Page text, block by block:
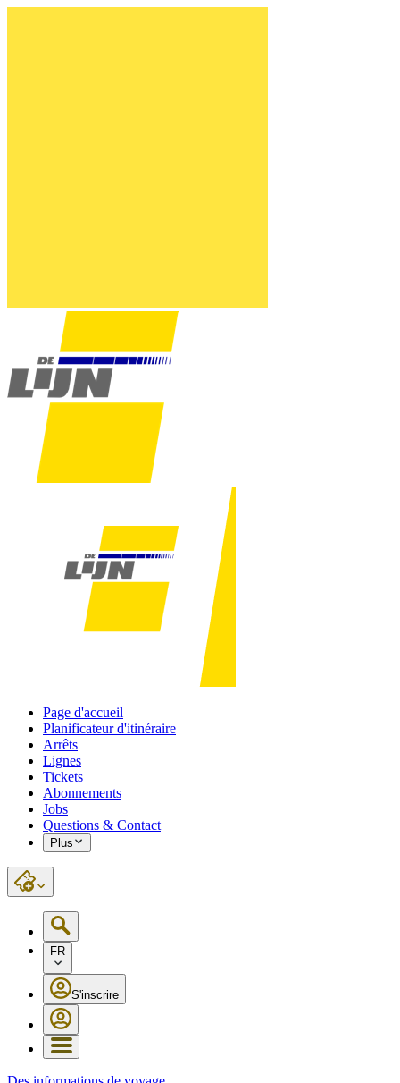
Page d'accueil
Planificateur d'itinéraire
Arrêts
Lignes
Tickets
Abonnements
Jobs
Questions & Contact
Plus
FR
S'inscrire